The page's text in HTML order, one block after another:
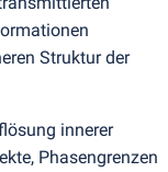
Struktur der
innerer
Phasengrenzen